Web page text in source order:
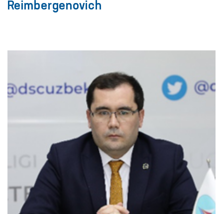
Reimbergenovich